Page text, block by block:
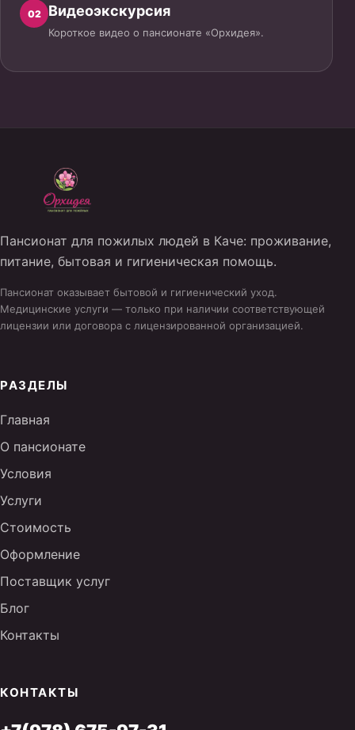
02 Видеоэкскурсия
Короткое видео о пансионате «Орхидея».
Пансионат для пожилых людей в Каче: проживание,
питание, бытовая и гигиеническая помощь.
Пансионат оказывает бытовой и гигиенический уход.
Медицинские услуги — только при наличии соответствующей
лицензии или договора с лицензированной организацией.
РАЗДЕЛЫ
Главная
О пансионате
Условия
Услуги
Стоимость
Оформление
Поставщик услуг
Блог
Контакты
КОНТАКТЫ